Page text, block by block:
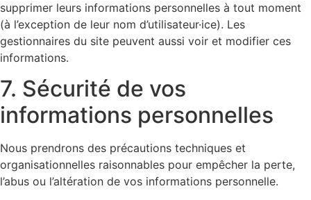
supprimer leurs informations personnelles à tout moment
(à l’exception de leur nom d’utilisateur·ice). Les
gestionnaires du site peuvent aussi voir et modifier ces
informations.
7. Sécurité de vos
informations personnelles
Nous prendrons des précautions techniques et
organisationnelles raisonnables pour empêcher la perte,
l’abus ou l’altération de vos informations personnelle.